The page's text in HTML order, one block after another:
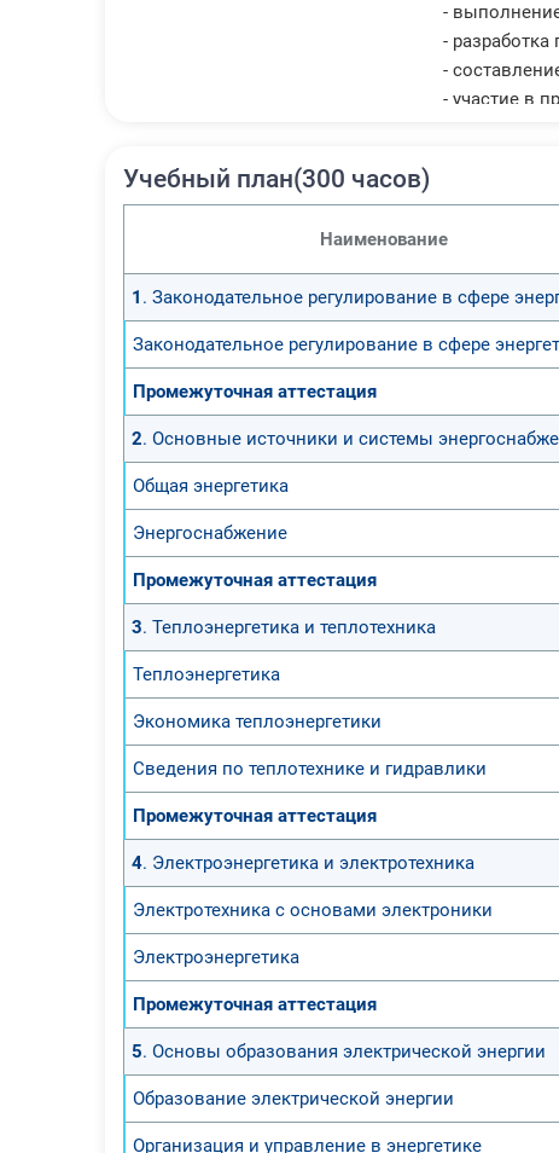
-
- разработка
-
- участие в
Учебный план(300 часов)
Наименование
1 . Законодательное регулирование в сфере
Законодательное регулирование в сфере
Промежуточная аттестация
2. Основные источники и системы
Общая энергетика
Энергоснабжение
Промежуточная аттестация
3. Теплоэнергетика и теплотехника
Теплоэнергетика
Экономика теплоэнергетики
Сведения по теплотехнике и гидравлики
Промежуточная аттестация
4. Электроэнергетика и электротехника
Электротехника с основами электроники
Электроэнергетика
Промежуточная аттестация
5. Основы образования электрической энергии
Образование электрической энергии
Организация и управление в энергетике